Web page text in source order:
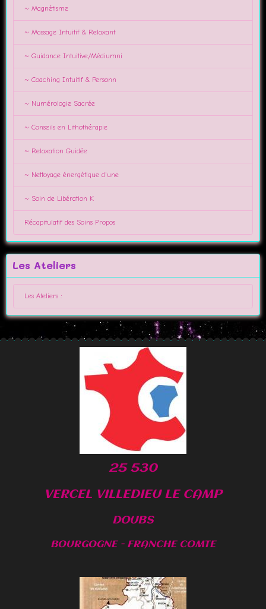
~ Magnétisme
~ Massage Intuitif & Relaxant
~ Guidance Intuitive/Médiumni
~ Coaching Intuitif & Personn
~ Numérologie Sacrée
~ Conseils en Lithothérapie
~ Relaxation Guidée
~ Nettoyage énergétique d'une
~ Soin de Libération K
Récapitulatif des Soins Propos
Les Ateliers
Les Ateliers :
25 530
VERCEL VILLEDIEU LE CAMP
DOUBS
BOURGOGNE - FRANCHE COMTE